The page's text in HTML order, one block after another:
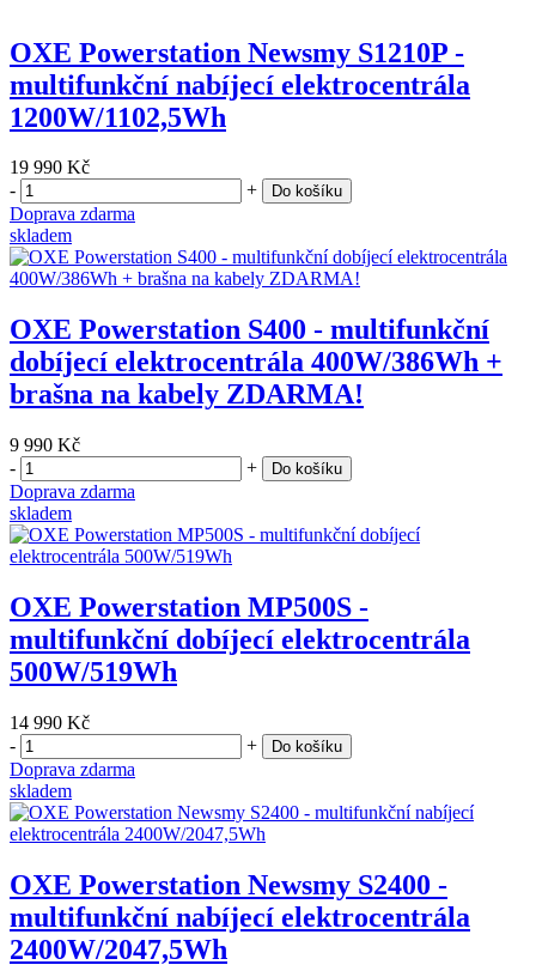
OXE Powerstation Newsmy S1210P -
multifunkční nabíjecí elektrocentrála
1200W/1102,5Wh
19 990 Kč
-
+ Do košíku
Doprava zdarma
skladem
OXE Powerstation S400 - multifunkční
dobíjecí elektrocentrála 400W/386Wh +
brašna na kabely ZDARMA!
9 990 Kč
-
+ Do košíku
Doprava zdarma
skladem
OXE Powerstation MP500S -
multifunkční dobíjecí elektrocentrála
500W/519Wh
14 990 Kč
-
+ Do košíku
Doprava zdarma
skladem
OXE Powerstation Newsmy S2400 -
multifunkční nabíjecí elektrocentrála
2400W/2047,5Wh